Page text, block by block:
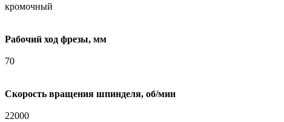
кромочный
Рабочий ход фрезы, мм
70
Скорость вращения шпинделя, об/мин
22000